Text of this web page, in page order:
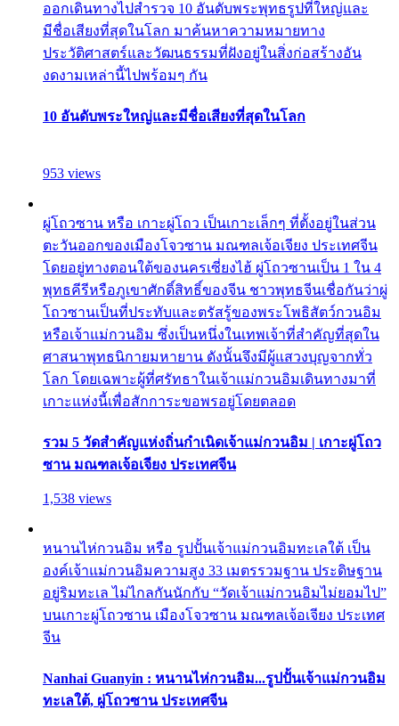
ออกเดินทางไปสำรวจ 10 อันดับพระพุทธรูปที่ใหญ่และ
มีชื่อเสียงที่สุดในโลก มาค้นหาความหมายทาง
ประวัติศาสตร์และวัฒนธรรมที่ฝังอยู่ในสิ่งก่อสร้างอัน
งดงามเหล่านี้ไปพร้อมๆ กัน
10 อันดับพระใหญ่และมีชื่อเสียงที่สุดในโลก
953 views
ผู่โถวซาน หรือ เกาะผู่โถว เป็นเกาะเล็กๆ ที่ตั้งอยู่ในส่วน
ตะวันออกของเมืองโจวซาน มณฑลเจ้อเจียง ประเทศจีน
โดยอยู่ทางตอนใต้ของนครเซี่ยงไฮ้ ผู่โถวซานเป็น 1 ใน 4
พุทธคีรีหรือภูเขาศักดิ์สิทธิ์ของจีน ชาวพุทธจีนเชื่อกันว่าผู่
โถวซานเป็นที่ประทับและตรัสรู้ของพระโพธิสัตว์กวนอิม
หรือเจ้าแม่กวนอิม ซึ่งเป็นหนึ่งในเทพเจ้าที่สำคัญที่สุดใน
ศาสนาพุทธนิกายมหายาน ดังนั้นจึงมีผู้แสวงบุญจากทั่ว
โลก โดยเฉพาะผู้ที่ศรัทธาในเจ้าแม่กวนอิมเดินทางมาที่
เกาะแห่งนี้เพื่อสักการะขอพรอยู่โดยตลอด
รวม 5 วัดสำคัญแห่งถิ่นกำเนิดเจ้าแม่กวนอิม | เกาะผู่โถว
ซาน มณฑลเจ้อเจียง ประเทศจีน
1,538 views
หนานไห่กวนอิม หรือ รูปปั้นเจ้าแม่กวนอิมทะเลใต้ เป็น
องค์เจ้าแม่กวนอิมความสูง 33 เมตรรวมฐาน ประดิษฐาน
อยู่ริมทะเล ไม่ไกลกันนักกับ “วัดเจ้าแม่กวนอิมไม่ยอมไป”
บนเกาะผู่โถวซาน เมืองโจวซาน มณฑลเจ้อเจียง ประเทศ
จีน
Nanhai Guanyin : หนานไห่กวนอิม...รูปปั้นเจ้าแม่กวนอิม
ทะเลใต้, ผู่โถวซาน ประเทศจีน